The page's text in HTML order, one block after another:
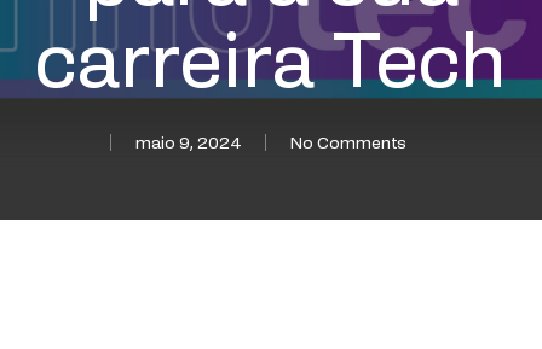
carreira Tech
maio 9, 2024 No Comments